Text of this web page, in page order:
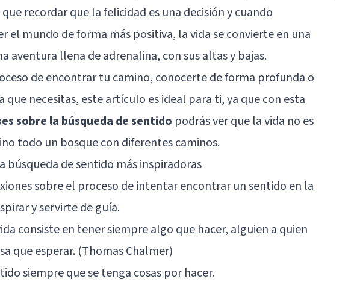
recordar que la felicidad es una decisión y cuando
el mundo de forma más positiva, la vida se convierte en una
aventura llena de adrenalina, con sus altas y bajas.
de encontrar tu camino, conocerte de forma profunda o
que necesitas, este artículo es ideal para ti, ya que con esta
sobre la búsqueda de sentido podrás ver que la vida no es
todo un bosque con diferentes caminos.
búsqueda de sentido más inspiradoras
sobre el proceso de intentar encontrar un sentido en la
y servirte de guía.
consiste en tener siempre algo que hacer, alguien a quien
que esperar. (Thomas Chalmer)
siempre que se tenga cosas por hacer.